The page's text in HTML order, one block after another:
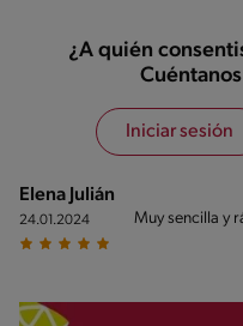
¿A quién
Iniciar sesión
Elena Julián
24.01.2024 Muy sencilla y